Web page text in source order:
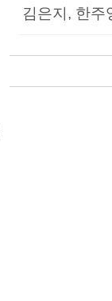
김은지, 한주